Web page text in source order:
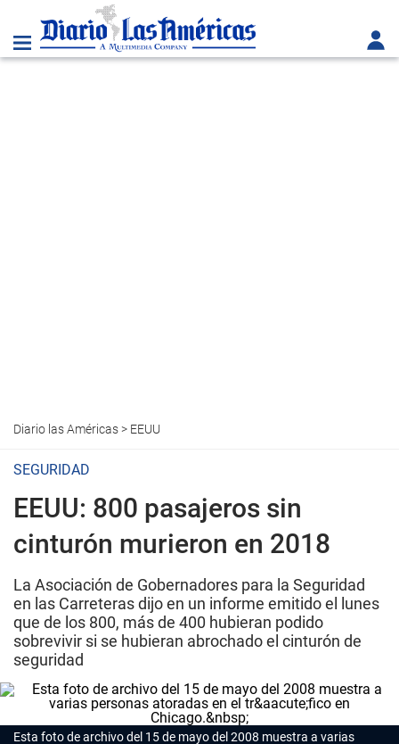
Diario las Américas> EEUU
SEGURIDAD
EEUU: 800 pasajeros sin
cinturón murieron en 2018
La Asociación de Gobernadores para la Seguridad
en las Carreteras dijo en un informe emitido el lunes
que de los 800, más de 400 hubieran podido
sobrevivir si se hubieran abrochado el cinturón de
seguridad
Esta foto de archivo del 15 de mayo del 2008 muestra a varias